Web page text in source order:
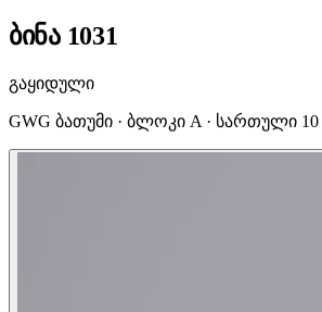
ბინა 1031
გაყიდული
GWG ბათუმი · ბლოკი A · სართული 10